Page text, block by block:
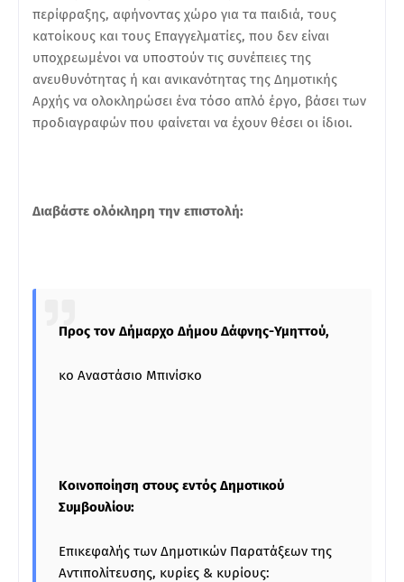
περίφραξης, αφήνοντας χώρο για τα παιδιά, τους
κατοίκους και τους Επαγγελματίες, που δεν είναι
υποχρεωμένοι να υποστούν τις συνέπειες της
ανευθυνότητας ή και ανικανότητας της Δημοτικής
Αρχής να ολοκληρώσει ένα τόσο απλό έργο, βάσει των
προδιαγραφών που φαίνεται να έχουν θέσει οι ίδιοι.
Διαβάστε ολόκληρη την επιστολή:
Προς τον Δήμαρχο Δήμου Δάφνης-Υμηττού,
κο Αναστάσιο Μπινίσκο
Κοινοποίηση στους εντός Δημοτικού
Συμβουλίου:
Επικεφαλής των Δημοτικών Παρατάξεων της
Αντιπολίτευσης, κυρίες & κυρίους: